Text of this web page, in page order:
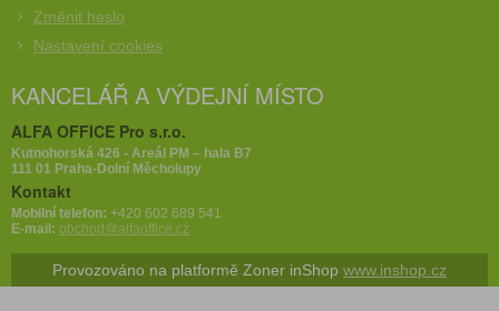
Změnit heslo
Nastavení cookies
KANCELÁŘ A VÝDEJNÍ MÍSTO
ALFA OFFICE Pro s.r.o.
Kutnohorská 426 - Areál PM – hala B7
111 01 Praha-Dolní Měcholupy
Kontakt
Mobilní telefon: +420 602 689 541
E-mail: obchod@alfaoffice.cz
Provozováno na platformě Zoner inShop www.inshop.cz